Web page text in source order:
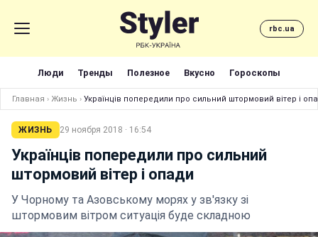
rbc.ua
Люди Тренды Полезное Вкусно Гороскопы
Главная › Жизнь › Українців попередили про сильний штормовий вітер і
ЖИЗНЬ 29 ноября 2018 · 16:54
Українців попередили про сильний
штормовий вітер і опади
У Чорному та Азовському морях у зв'язку зі
штормовим вітром ситуація буде складною